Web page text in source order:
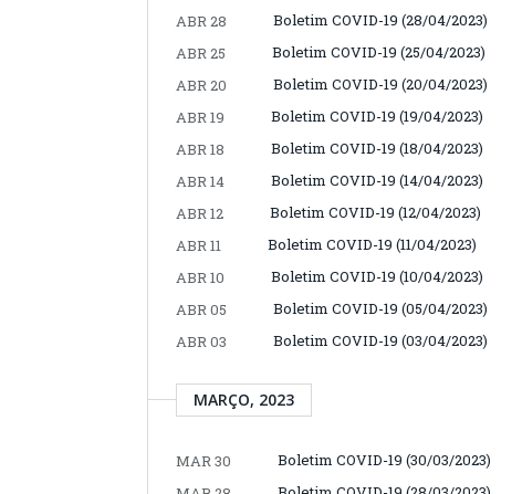
ABR 28
Boletim COVID-19 (28/04/2023)
ABR 25
Boletim COVID-19 (25/04/2023)
ABR 20
Boletim COVID-19 (20/04/2023)
ABR 19
Boletim COVID-19 (19/04/2023)
ABR 18
Boletim COVID-19 (18/04/2023)
ABR 14
Boletim COVID-19 (14/04/2023)
ABR 12
Boletim COVID-19 (12/04/2023)
ABR 11
Boletim COVID-19 (11/04/2023)
ABR 10
Boletim COVID-19 (10/04/2023)
ABR 05
Boletim COVID-19 (05/04/2023)
ABR 03
Boletim COVID-19 (03/04/2023)
MARÇO, 2023
MAR 30
Boletim COVID-19 (30/03/2023)